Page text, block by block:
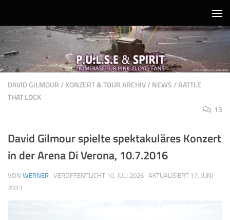
DAVID GILMOUR/KONZERT & TOUR ARCHIV/NEWS/RATTLE
THAT LOCK
13
David Gilmour spielte spektakuläres Konzert
in der Arena Di Verona, 10.7.2016
VON WERNER · VERÖFFENTLICHT 10. JULI 2026 · AKTUALISIERT 17. JUNI
2023